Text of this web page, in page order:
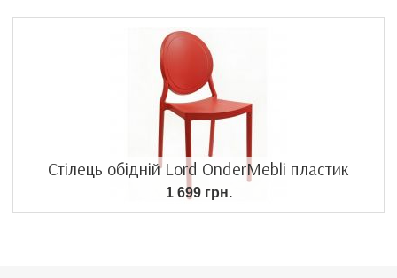
Стілець обідній Lord OnderMebli пластик
1 699 грн.